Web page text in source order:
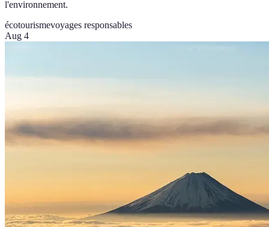
l'environnement.
écotourismevoyages responsables
Aug 4